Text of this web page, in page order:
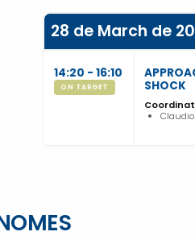
28 de March de
14:20 - 16:10
ON TARGET
SHOCK